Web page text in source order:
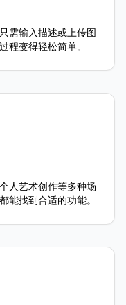
需输入描述或上传图
程变得轻松简单。
人艺术创作等多种场
能找到合适的功能。